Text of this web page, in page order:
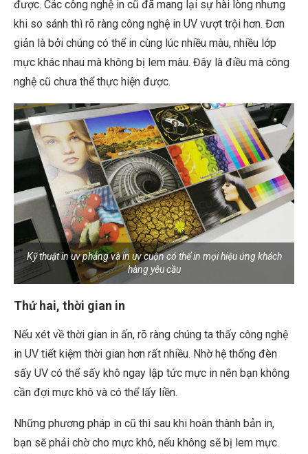
được. Các công nghệ in cũ đã mang lại sự hài lòng nhưng
khi so sánh thì rõ ràng công nghệ in UV vượt trội hơn. Đơn
giản là bởi chúng có thể in cùng lúc nhiều màu, nhiều lớp
mực khác nhau mà không bị lem màu. Đây là điều mà công
nghệ cũ chưa thể thực hiện được.
Kỹ thuật in uv phẳng và in uv cuộn có thể in mọi hiệu ứng khách
hàng yêu cầu
Thứ hai, thời gian in
Nếu xét về thời gian in ấn, rõ ràng chúng ta thấy công nghệ
in UV tiết kiệm thời gian hơn rất nhiều. Nhờ hệ thống đèn
sấy UV có thể sấy khô ngay lập tức mực in nên bạn không
cần đợi mực khô và có thể lấy liền.
Những phương pháp in cũ thì sau khi hoàn thành bản in,
bạn sẽ phải chờ cho mực khô, nếu không sẽ bị lem mực.